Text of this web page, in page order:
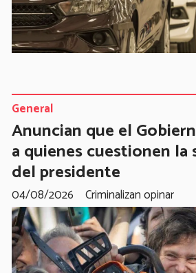
Anuncian que el
a quienes cuestionen
del presidente
Criminalizan opinar
General
04/08/2026